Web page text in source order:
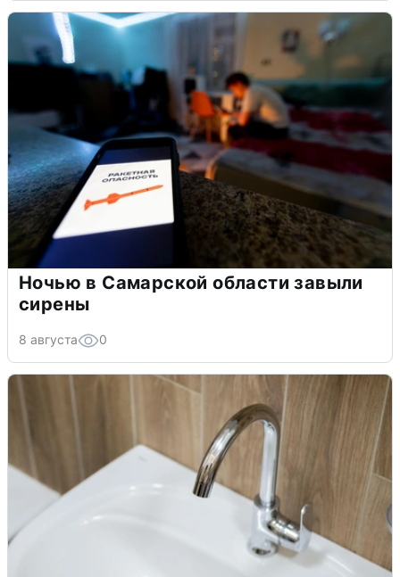
Ночью в Самарской области завыли
сирены
8 августа 0